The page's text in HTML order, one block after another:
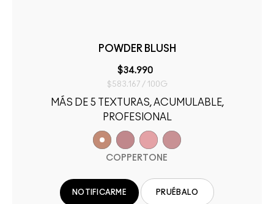
POWDER BLUSH
$34.990
$583.167 / 100G
MÁS DE 5 TEXTURAS, ACUMULABLE,
PROFESIONAL
COPPERTONE
NOTIFICARME PRUÉBALO